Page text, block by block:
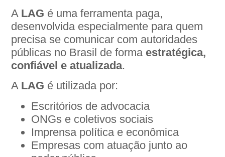
A LAG é uma ferramenta paga,
desenvolvida especialmente para quem
precisa se comunicar com autoridades
públicas no Brasil de forma estratégica,
confiável e atualizada.
A LAG é utilizada por:
Escritórios de advocacia
ONGs e coletivos sociais
Imprensa política e econômica
Empresas com atuação junto ao